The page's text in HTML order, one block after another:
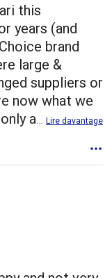
this
years (and
brand
large &
suppliers or
now what we
a… Lire davantage